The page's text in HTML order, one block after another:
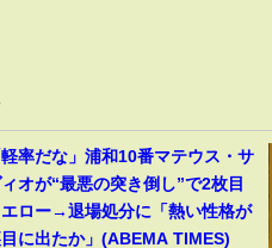
軽率だな」浦和10番マテウス・サ
オが“最悪の突き倒し”で2枚目
エロー→退場処分に「熱い性格が
に出たか」(ABEMA TIMES)